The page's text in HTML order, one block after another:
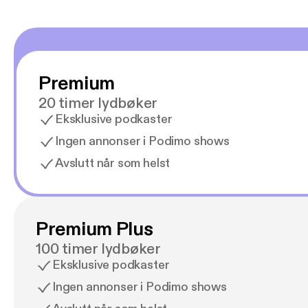
Premium
20 timer lydbøker
Eksklusive podkaster
Ingen annonser i Podimo shows
Avslutt når som helst
Premium Plus
100 timer lydbøker
Eksklusive podkaster
Ingen annonser i Podimo shows